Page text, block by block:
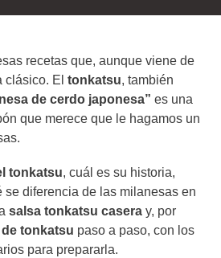
recetas que, aunque viene de
clásico. El tonkatsu, también
de cerdo japonesa” es una
que merece que le hagamos un
tonkatsu, cuál es su historia,
se diferencia de las milanesas en
salsa tonkatsu casera y, por
tonkatsu paso a paso, con los
para prepararla.